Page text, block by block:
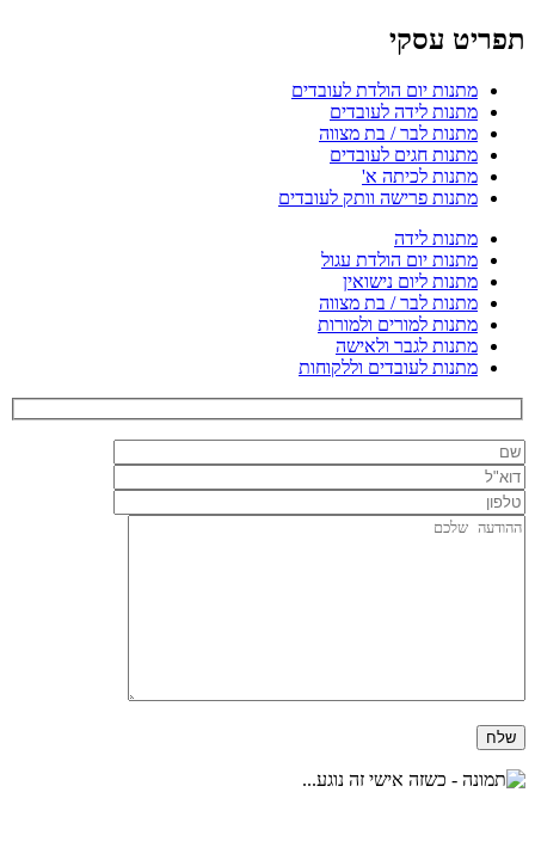
תפריט עסקי
מתנות יום הולדת לעובדים
מתנות לידה לעובדים
מתנות לבר / בת מצווה
מתנות חגים לעובדים
מתנות לכיתה א'
מתנות פרישה וותק לעובדים
מתנות לידה
מתנות יום הולדת עגול
מתנות ליום נישואין
מתנות לבר / בת מצווה
מתנות למורים ולמורות
מתנות לגבר ולאישה
מתנות לעובדים וללקוחות